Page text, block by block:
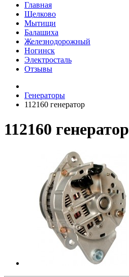
Главная
Щелково
Мытищи
Балашиха
Железнодорожный
Ногинск
Электросталь
Отзывы
Генераторы
112160 генератор
112160 генератор